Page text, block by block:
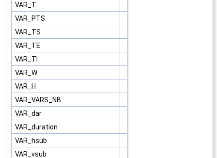
VAR_T
VAR_PTS
VAR_TS
VAR_TE
VAR_TI
VAR_W
VAR_H
VAR_VARS_NB
VAR_dar
VAR_duration
VAR_hsub
VAR_vsub